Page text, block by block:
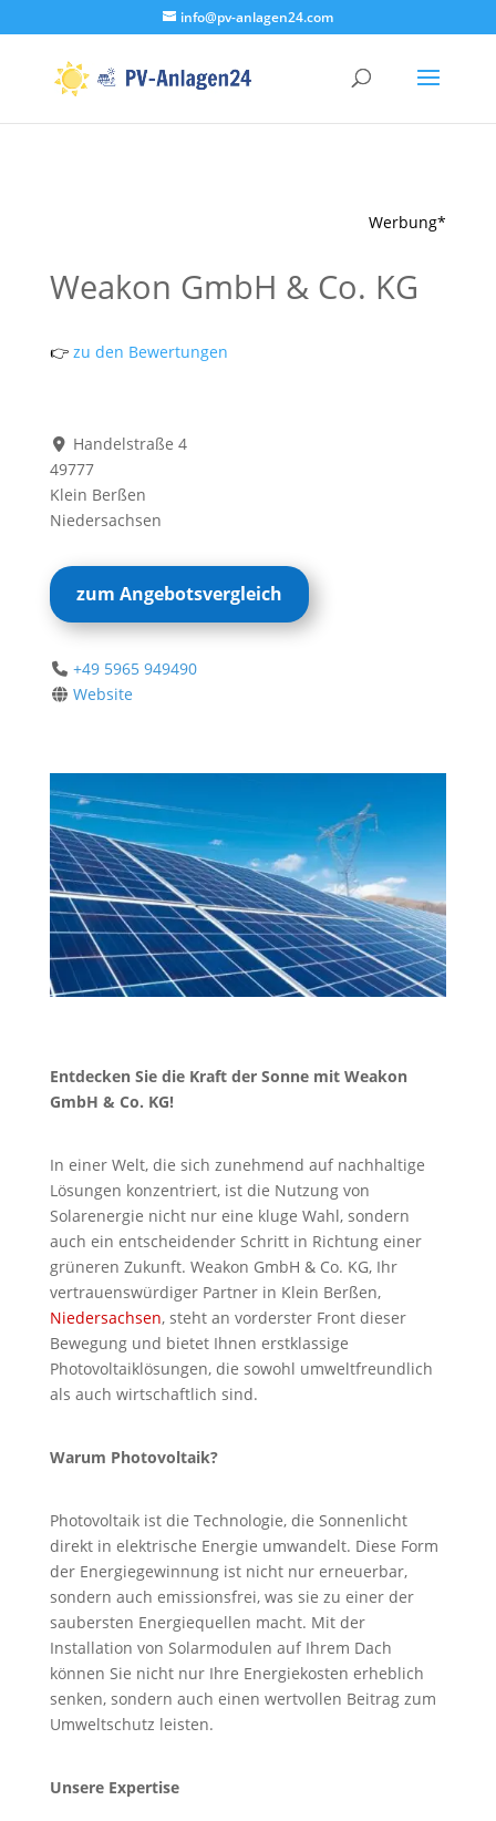
info@pv-anlagen24.com
Werbung*
Weakon GmbH & Co. KG
👉zu den Bewertungen
Handelstraße 4
49777
Klein Berßen
Niedersachsen
zum Angebotsvergleich
+49 5965 949490
Website
Entdecken Sie die Kraft der Sonne mit Weakon
GmbH & Co. KG!
In einer Welt, die sich zunehmend auf nachhaltige
Lösungen konzentriert, ist die Nutzung von
Solarenergie nicht nur eine kluge Wahl, sondern
auch ein entscheidender Schritt in Richtung einer
grüneren Zukunft. Weakon GmbH & Co. KG, Ihr
vertrauenswürdiger Partner in Klein Berßen,
Niedersachsen, steht an vorderster Front dieser
Bewegung und bietet Ihnen erstklassige
Photovoltaiklösungen, die sowohl umweltfreundlich
als auch wirtschaftlich sind.
Warum Photovoltaik?
Photovoltaik ist die Technologie, die Sonnenlicht
direkt in elektrische Energie umwandelt. Diese Form
der Energiegewinnung ist nicht nur erneuerbar,
sondern auch emissionsfrei, was sie zu einer der
saubersten Energiequellen macht. Mit der
Installation von Solarmodulen auf Ihrem Dach
können Sie nicht nur Ihre Energiekosten erheblich
senken, sondern auch einen wertvollen Beitrag zum
Umweltschutz leisten.
Unsere Expertise